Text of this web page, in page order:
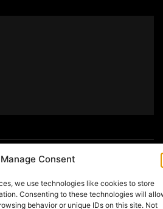
Manage Consent
we use technologies like cookies to store
Consenting to these technologies will
behavior or unique IDs on this site. Not
2025 by Feuerwerk24
Datenschutz